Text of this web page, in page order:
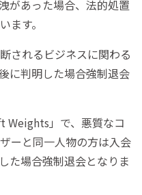
があった場合、法的処置
ます。
されるビジネスに関わる
に判明した場合強制退会
Weights」で、悪質なコ
ーと同一人物の方は入会
た場合強制退会となりま